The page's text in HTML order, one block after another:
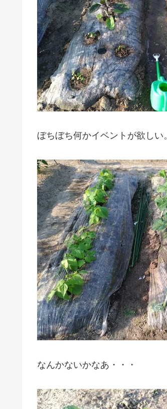
ぼちぼち何かイベントが欲しい。
なんかないかなあ・・・